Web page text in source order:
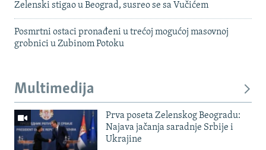
Zelenski stigao u Beograd, susreo se sa Vučićem
Posmrtni ostaci pronađeni u trećoj mogućoj masovnoj
grobnici u Zubinom Potoku
Multimedija
Prva poseta Zelenskog Beogradu:
Najava jačanja saradnje Srbije i
Ukrajine